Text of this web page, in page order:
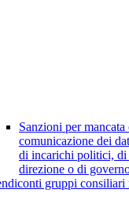
Sanzioni per
comunicazione dei
di incarichi politici, di
direzione o di
gruppi